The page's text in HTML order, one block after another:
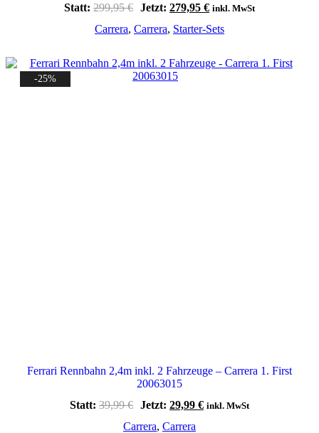
Statt: 299,95€ Ursprünglicher
war:
Jetzt: 279,95 €Aktueller
ist:
inkl. MwSt
Carrera, Carrera, Starter-Sets
-25%
Ferrari Rennbahn 2,4m inkl. 2 Fahrzeuge – Carrera 1. First
20063015
Statt: 39,99€ Ursprünglicher
war:
Jetzt: 29,99 €Aktueller
inkl. MwSt
Carrera, Carrera